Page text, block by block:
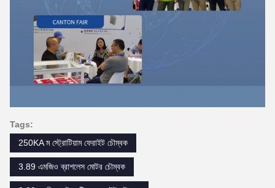
Tags:
250KA ম স্ট্রোটিয়াম ফেরাইট চৌম্বক
3.89 এমজিও ব্রাশলেস মোটর চৌম্বক